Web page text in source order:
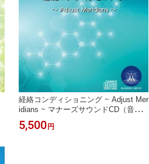
経絡コンディショニング ~ Adjust Mer
idians ~ マナーズサウンドCD（音源
メイン）マナーズサウンド 音響振動
療法 音響療法 サイマティクス マナー
5,500 円